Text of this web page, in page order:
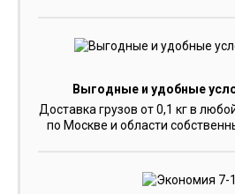
Выгодные и удобные
Доставка грузов от 0,1 кг в
по Москве и области